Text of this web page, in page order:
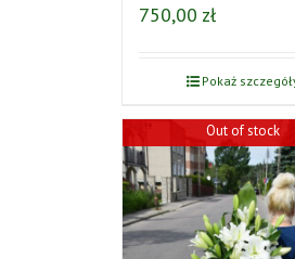
750,00 zł
Pokaż
Out of stock